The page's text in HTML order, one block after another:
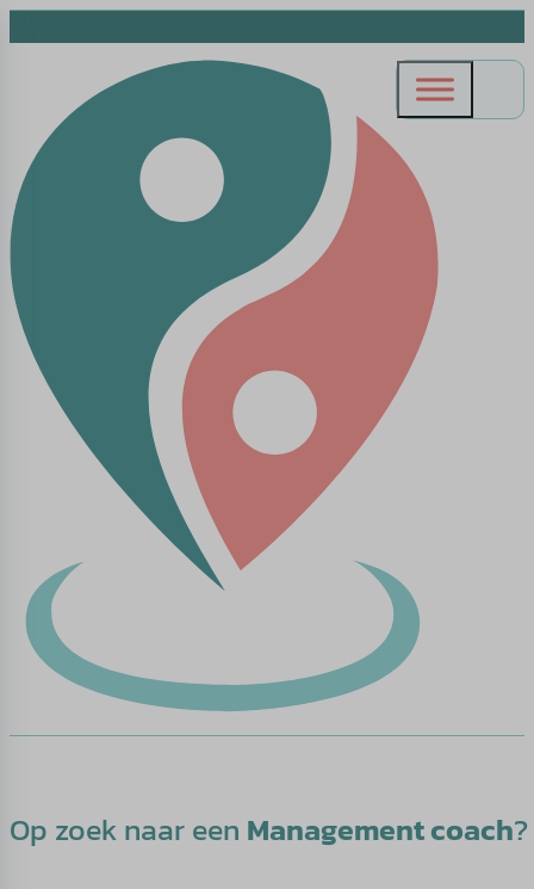
Op zoek naar een Management coach?